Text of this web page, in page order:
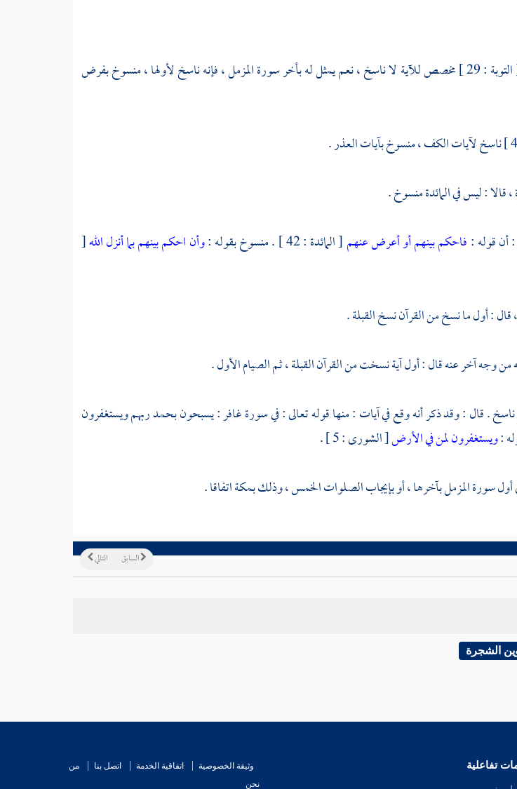
[ التوبة : 29 ] مخصص للآية لا ناسخ ، نعم يمثل له بأخر سورة المزمل ، فإنه ناسخ لأولها ، منسوخ بفرض
، قالا : ليس في المائدة منسوخ .
: أن قوله :فاحكم بينهم أو أعرض عنهم[ المائدة : 42 ] . منسوخ بقوله : وأن احكم بينهم بما أنزل الله[
، قال : أول ما نسخ من القرآن نسخ القبلة .
وجه آخر عنه قال : أول آية نسخت من القرآن القبلة ، ثم الصيام الأول .
. قال : وقد ذكر أنه وقع في آيات : منها قوله تعالى : في سورة غافر : يسبحون بحمد ربهم ويستغفرون
ويستغفرون لمن في الأرض[ الشورى : 5 ] .
سورة المزمل بآخرها ، أو بإيجاب الصلوات الخمس ، وذلكبمكةاتفاقا .
التالي السابق
الشجرة
تفاعلية وثيقة الخصوصية اتفاقية الخدمة اتصل بنا
من
نحن